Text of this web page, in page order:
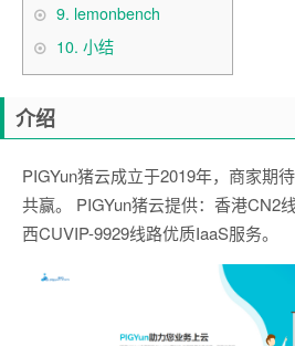
9. lemonbench
10. 小结
介绍
PIGYun猪云成立于2019年，商家期
共赢。 PIGYun猪云提供：香港CN2
西CUVIP-9929线路优质IaaS服务。